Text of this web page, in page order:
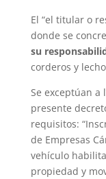
El “el titular o
donde se
su
corderos y
Se exceptúan
presente
requisitos:
de Empresas
vehículo
propiedad y